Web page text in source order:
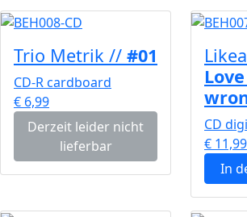
Trio Metrik // #01
CD-R cardboard
€ 6,99
Derzeit leider nicht
lieferbar
CD
€ 11,99
In